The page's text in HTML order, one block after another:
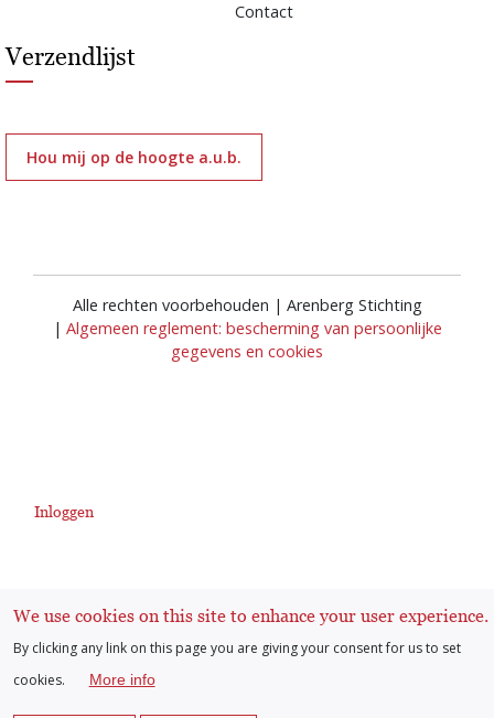
Contact
Verzendlijst
Hou mij op de hoogte a.u.b.
Alle rechten voorbehouden | Arenberg Stichting
| Algemeen reglement: bescherming van persoonlijke
gegevens en cookies
User
menu
Inloggen
We use cookies on this site to enhance your user experience.
By clicking any link on this page you are giving your consent for us to set
cookies.
More info